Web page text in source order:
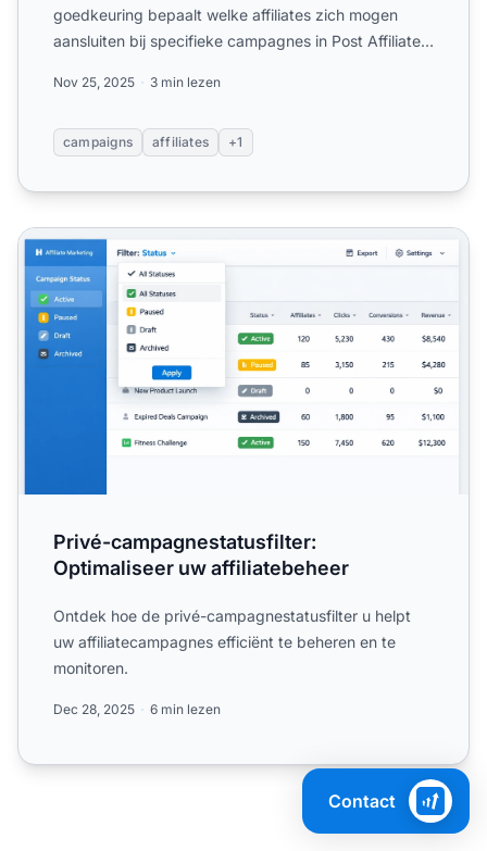
goedkeuring bepaalt welke affiliates zich mogen
aansluiten bij specifieke campagnes in Post Affiliate
Nov 25, 2025 3 min lezen
campaigns affiliates +1
Privé-campagnestatusfilter: Optimaliseer uw
Privé-campagnestatusfilter:
Optimaliseer uw affiliatebeheer
Ontdek hoe de privé-campagnestatusfilter u helpt
uw affiliatecampagnes efficiënt te beheren en te
monitoren.
Dec 28, 2025 6 min lezen
Contact